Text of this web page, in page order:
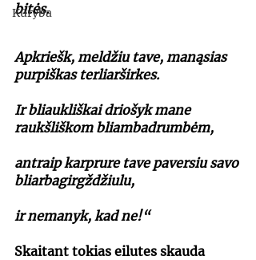
Kūryba
bitės.
Apkriešk, meldžiu tave, manąsias
purpiškas terliarširkes.
Ir bliaukliškai driošyk mane
raukšliškom bliambadrumbėm,
antraip karprure tave paversiu savo
bliarbagirgždžiulu,
ir nemanyk, kad ne!“
Skaitant tokias eilutes skauda